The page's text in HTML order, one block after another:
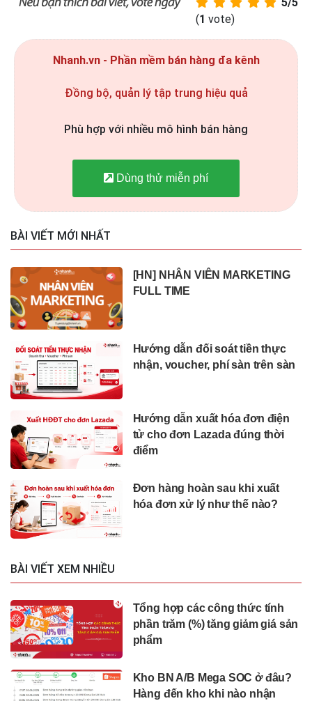
(1 vote)
Nhanh.vn - Phần mềm bán hàng đa kênh
Đồng bộ, quản lý tập trung hiệu quả
Phù hợp với nhiều mô hình bán hàng
Dùng thử miễn phí
BÀI VIẾT MỚI NHẤT
[HN] NHÂN VIÊN MARKETING
FULL TIME
Hướng dẫn đối soát tiền thực
nhận, voucher, phí sàn trên sàn
Hướng dẫn xuất hóa đơn điện
tử cho đơn Lazada đúng thời
điểm
Đơn hàng hoàn sau khi xuất
hóa đơn xử lý như thế nào?
BÀI VIẾT XEM NHIỀU
Tổng hợp các công thức tính
phần trăm (%) tăng giảm giá sản
phẩm
Kho BN A/B Mega SOC ở đâu?
Hàng đến kho khi nào nhận